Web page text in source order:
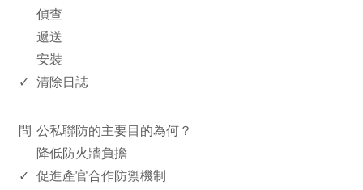
偵查
遞送
安裝
✓ 清除日誌
問 公私聯防的主要目的為何？
降低防火牆負擔
✓ 促進產官合作防禦機制